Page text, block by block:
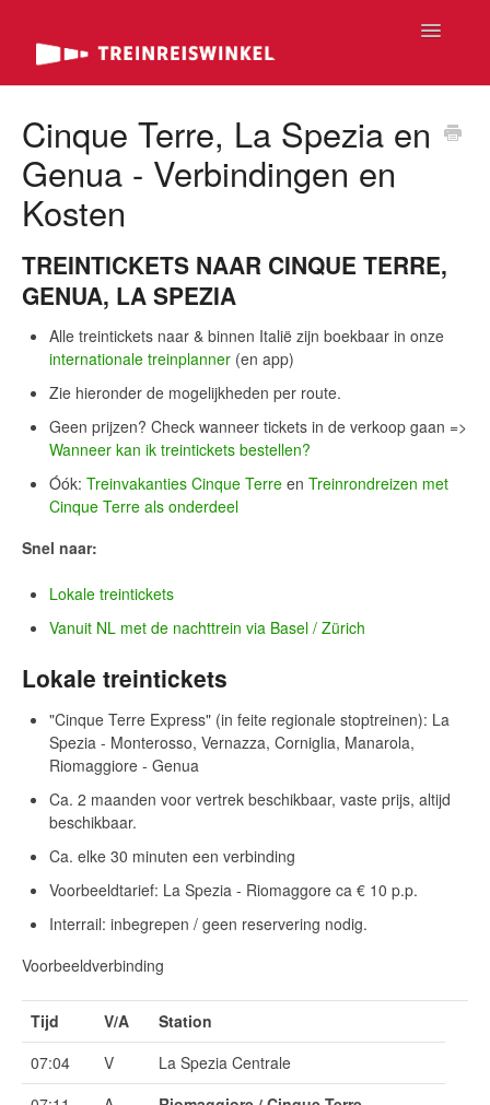
Toggle
FAQ Tickets
FAQ Passen
Contact
Cinque Terre, La Spezia en
Genua - Verbindingen en
Kosten
TREINTICKETS NAAR CINQUE TERRE,
GENUA, LA SPEZIA
Alle treintickets naar & binnen Italië zijn boekbaar in onze
internationale treinplanner (en app)
Zie hieronder de mogelijkheden per route.
Geen prijzen? Check wanneer tickets in de verkoop gaan =>
Wanneer kan ik treintickets bestellen?
Óók: Treinvakanties Cinque Terre en Treinrondreizen met
Cinque Terre als onderdeel
Snel naar:
Lokale treintickets
Vanuit NL met de nachttrein via Basel / Zürich
Lokale treintickets
"Cinque Terre Express" (in feite regionale stoptreinen): La
Spezia - Monterosso, Vernazza, Corniglia, Manarola,
Riomaggiore - Genua
Ca. 2 maanden voor vertrek beschikbaar, vaste prijs, altijd
beschikbaar.
Ca. elke 30 minuten een verbinding
Voorbeeldtarief: La Spezia - Riomaggore ca € 10 p.p.
Interrail: inbegrepen / geen reservering nodig.
Voorbeeldverbinding
Tijd V/A
Station
07:04
V
La Spezia Centrale